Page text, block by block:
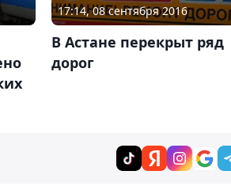
17:14, 08 сентября 2016
В Астане перекрыт ряд
дорог